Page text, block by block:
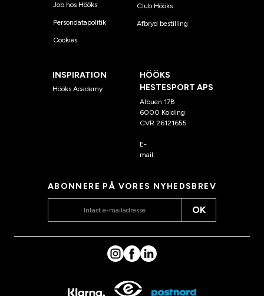
Job hos Hööks
Persondatapolitik
Cookies
Club Hööks
Afbryd bestilling
INSPIRATION
Hööks Academy
HÖÖKS
HESTESPORT APS
Albuen 17B
6000 Kolding
CVR 26121655
E-
mail:
ABONNERE PÅ VORES NYHEDSBREV
OK